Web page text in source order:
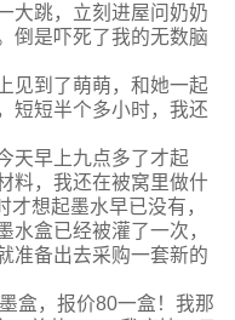
大跳，立刻进屋问奶奶
倒是吓死了我的无数脑
见到了萌萌，和她一起
短短半个多小时，我还
天早上九点多了才起
，我还在被窝里做什
想起墨水早已没有，
水盒已经被灌了一次，
准备出去采购一套新的
盒，报价80一盒！我那